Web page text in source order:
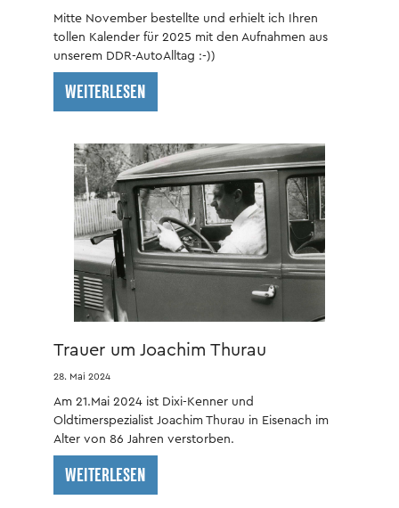
Mitte November bestellte und erhielt ich Ihren
tollen Kalender für 2025 mit den Aufnahmen aus
unserem DDR-AutoAlltag :-))
WEITERLESEN
Trauer um Joachim Thurau
28. Mai 2024
Am 21.Mai 2024 ist Dixi-Kenner und
Oldtimerspezialist Joachim Thurau in Eisenach im
Alter von 86 Jahren verstorben.
WEITERLESEN